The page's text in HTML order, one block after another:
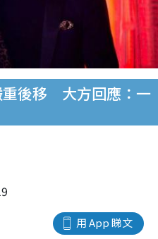
重後移 大方回應：一
用 App 睇文